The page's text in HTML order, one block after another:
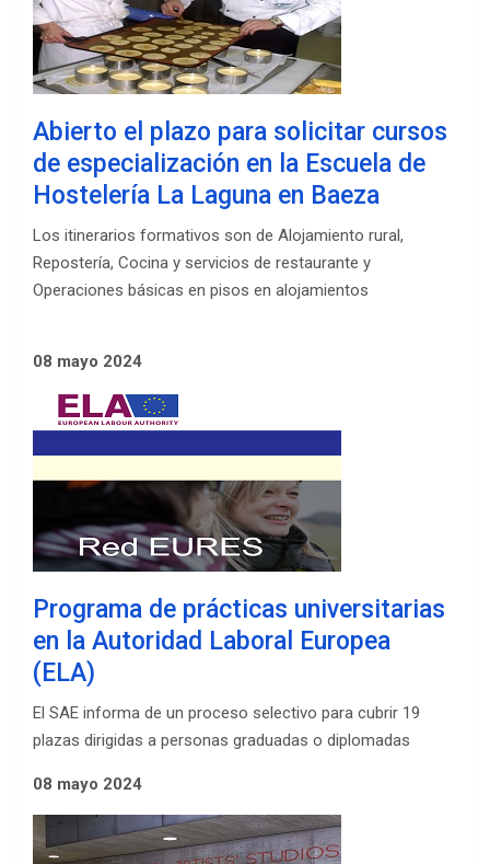
Abierto el plazo para solicitar cursos
de especialización en la Escuela de
Hostelería La Laguna en Baeza
Los itinerarios formativos son de Alojamiento rural,
Repostería, Cocina y servicios de restaurante y
Operaciones básicas en pisos en alojamientos
08 mayo 2024
Programa de prácticas universitarias
en la Autoridad Laboral Europea
(ELA)
El SAE informa de un proceso selectivo para cubrir 19
plazas dirigidas a personas graduadas o diplomadas
08 mayo 2024